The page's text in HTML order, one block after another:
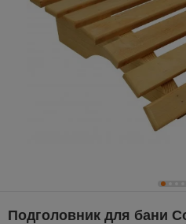
Подголовник для бани